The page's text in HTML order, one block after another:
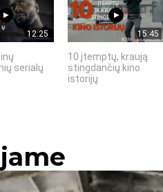
12:25
serialų
15:45
10 įtemptų, kraują
stingdančių kino
istorijų